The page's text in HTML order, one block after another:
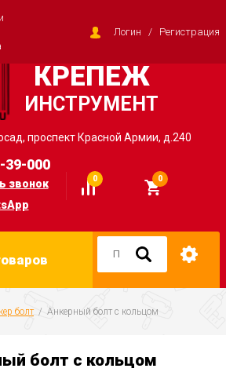
Логин / Регистрация
КРЕПЕЖ
ИНСТРУМЕНТ
проспект Красной Армии, д.240
39-000
звонок
0 0
болт
  /  Анкерный болт с кольцом
болт с кольцом